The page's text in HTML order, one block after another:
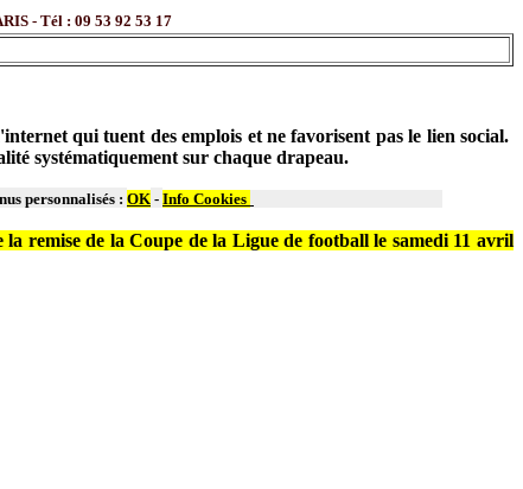
- Tél : 09 53 92 53 17
qui tuent des emplois et ne favorisent pas le lien social.
systématiquement sur chaque drapeau.
personnalisés : OK - Info Cookies
remise de la Coupe de la Ligue de football le samedi 11 avril